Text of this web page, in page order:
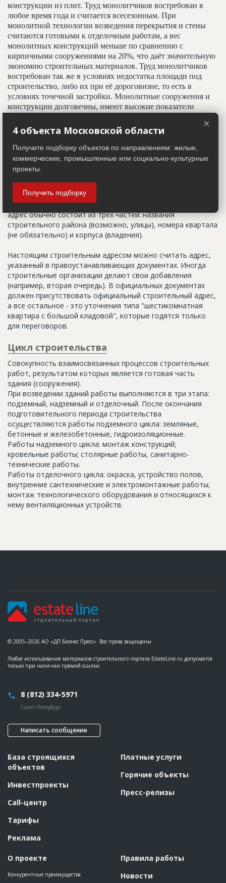
конструкции из плит. Труд монолитчиков востребован в
любое время года и считается всесезонным. При
монолитной технологии возведения перекрытия и стены
считаются готовыми к отделочным работам, а вес
монолитных конструкций меньше по сравнению с
кирпичными сооружениями на 20%, что даёт значительную
экономию строительных материалов. Труд монолитчиков
востребован так же в условиях недостатка площади под
строительство, либо их при её дороговизне, то есть в
условиях точечной застройки. Монолитные сооружения и
конструкции долговечны, имеют высокие показатели
строительства приоритетным при возведении высотных
зданий.
Адрес строительный
Адрес пятна застройки, употребляется в качестве
официального адреса дома до окончания строительства,
когда дому присваивают почтовый адрес. Строительный
адрес обычно состоит из трех частей: названия
строительного района (возможно, улицы), номера квартала
(не обязательно) и корпуса (владения).
Настоящим строительным адресом можно считать адрес,
указанный в правоустанавливающих документах. Иногда
строительные организации делают свои добавления
(например, вторая очередь). В официальных документах
должен присутствовать официальный строительный адрес,
а все остальное - это уточнения типа "шестикомнатная
квартира с большой кладовой", которые годятся только
для переговоров.
Цикл строительства
Совокупность взаимосвязанных процессов строительных
работ, результатом которых является готовая часть
здания (сооружения).
При возведении зданий работы выполняются в три этапа:
подземный, надземный и отделочный. После окончания
подготовительного периода строительства
осуществляются работы подземного цикла: земляные,
бетонные и железобетонные, гидроизоляционные.
Работы надземного цикла: монтаж конструкций;
кровельные работы; столярные работы, санитарно-
технические работы.
Работы отделочного цикла: окраска, устройство полов,
внутренние сантехнические и электромонтажные работы;
монтаж технологического оборудования и относящихся к
нему вентиляционных устройств.
© 2005–2026 АО «ДП Бизнес Пресс». Все права защищены
Любое использование материалов строительного портала EstateLine.ru допускается
только при наличии прямой ссылки.
8 (812) 334-5971
Санкт-Петербург
Написать сообщение
База строящихся
объектов
Инвестпроекты
Call-центр
Тарифы
Реклама
О проекте
Конкурентные преимущества
Платные услуги
Горячие объекты
Пресс-релизы
Правила работы
Новости
×
4 объекта Московской области
Получите подборку объектов по направлениям: жилые,
коммерческие, промышленные или социально-культурные
проекты.
Получить подборку